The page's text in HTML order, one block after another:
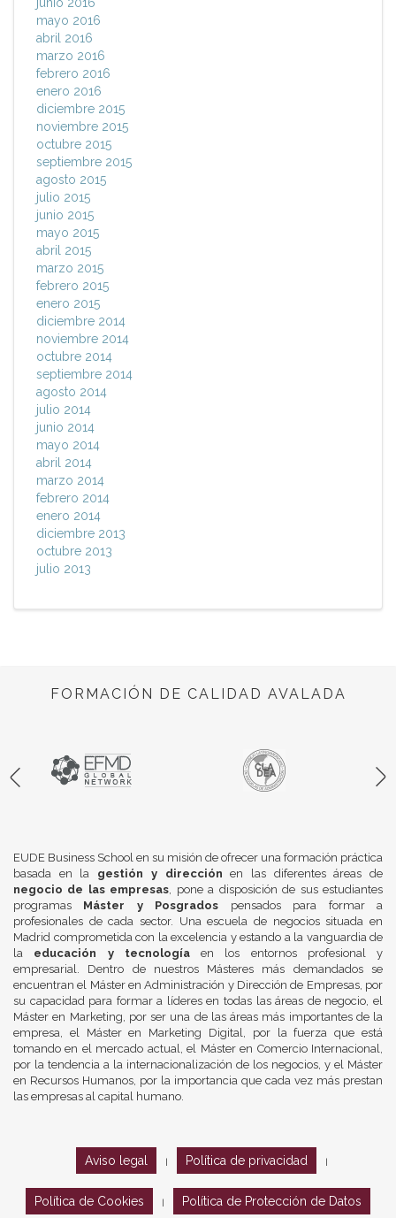
mayo 2016
abril 2016
marzo 2016
febrero 2016
enero 2016
diciembre 2015
noviembre 2015
octubre 2015
septiembre 2015
agosto 2015
julio 2015
junio 2015
mayo 2015
abril 2015
marzo 2015
febrero 2015
enero 2015
diciembre 2014
noviembre 2014
octubre 2014
septiembre 2014
agosto 2014
julio 2014
junio 2014
mayo 2014
abril 2014
marzo 2014
febrero 2014
enero 2014
diciembre 2013
octubre 2013
julio 2013
FORMACIÓN DE CALIDAD AVALADA
EUDE Business School en su misión de ofrecer una formación práctica
basada en la gestión y dirección en las diferentes áreas de
negocio de las empresas, pone a disposición de sus estudiantes
programas Máster y Posgrados pensados para formar a
profesionales de cada sector. Una escuela de negocios situada en
Madrid comprometida con la excelencia y estando a la vanguardia de
la educación y tecnologíaen los entornos profesional y
empresarial. Dentro de nuestros Másteres más demandados se
encuentran el Máster en Administración y Dirección de Empresas, por
su capacidad para formar a líderes en todas las áreas de negocio, el
Máster en Marketing, por ser una de las áreas más importantes de la
empresa, el Máster en Marketing Digital, por la fuerza que está
tomando en el mercado actual, el Máster en Comercio Internacional,
por la tendencia a la internacionalización de los negocios, y el Máster
en Recursos Humanos, por la importancia que cada vez más prestan
las empresas al capital humano.
Aviso legal Política de privacidad
Política de Cookies Política de Protección de Datos